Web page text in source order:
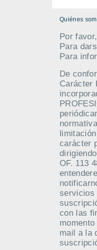
Quiénes
Por
Para
Para
De
Carácter
carácter
OF. 113
servicios
con las
mail a la